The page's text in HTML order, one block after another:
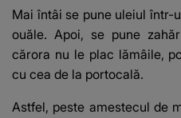
Mai întâi se pune uleiul într-
ouăle. Apoi, se pune
cărora nu le plac lămâile,
cu cea de la portocală.
Astfel, peste amestecul de